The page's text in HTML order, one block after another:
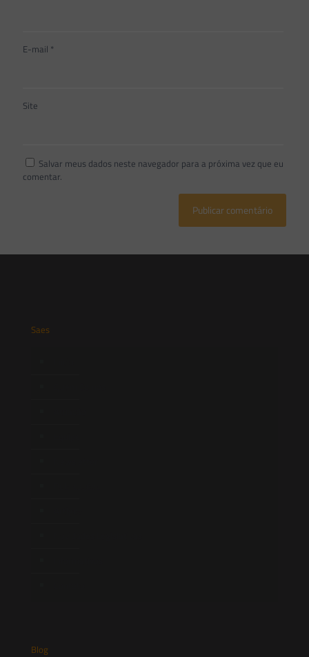
E-mail *
Site
Salvar meus dados neste navegador para a próxima vez que eu
comentar.
Saes
Blog